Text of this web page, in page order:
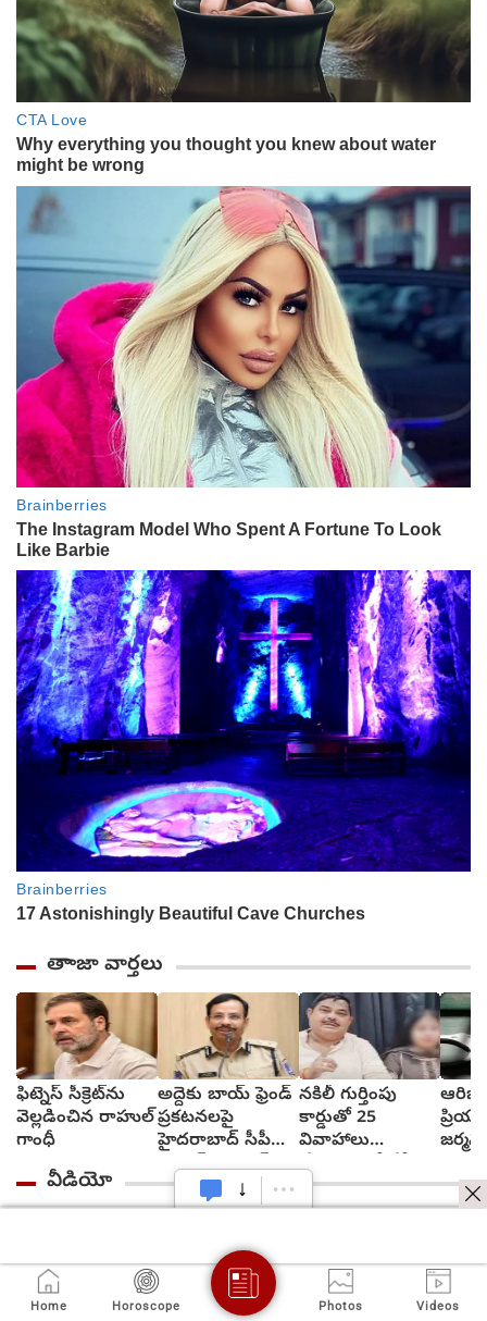
తాాజా వార్తలు
ఫిట్నెస్ సీక్రెట్‌ను
వెల్లడించిన రాహుల్
గాంధీ
అద్దెకు బాయ్‌ ఫ్రెండ్‌
ప్రకటనలపై
హైదరాబాద్ సీపీ
స్ట్రాంగ్ వార్నింగ్
నకిలీ గుర్తింపు
కార్డుతో 25
వివాహాలు
చేసుకున్న బీజేపీ
ఎమ్మెల్యే అల్లుడు
వీడియో
Home Horoscope Photos Videos